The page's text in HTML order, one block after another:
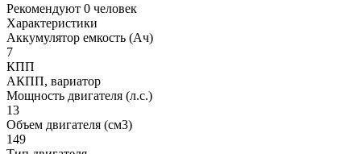
Рекомендуют 0 человек
Характеристики
Аккумулятор емкость (Ач)
7
КПП
АКПП, вариатор
Мощность двигателя (л.с.)
13
Объем двигателя (см3)
149